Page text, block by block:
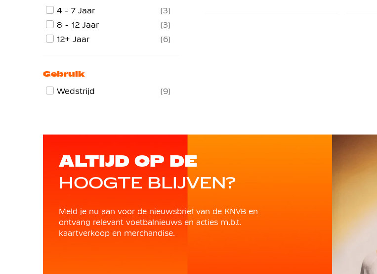
4 - 7 Jaar
3
8 - 12 Jaar
3
12+ Jaar
6
Gebruik
Wedstrijd 9
ALTIJD OP DE
HOOGTE BLIJVEN?
Meld je nu aan voor de nieuwsbrief van de KNVB en
ontvang relevant voetbalnieuws en acties m.b.t.
kaartverkoop en merchandise.